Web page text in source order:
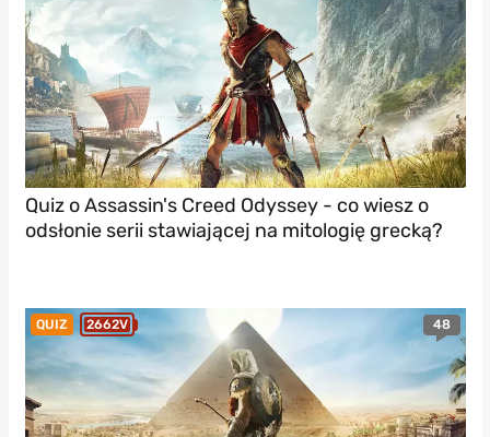
Quiz o Assassin's Creed Odyssey - co wiesz o
odsłonie serii stawiającej na mitologię grecką?
QUIZ 2662V 48